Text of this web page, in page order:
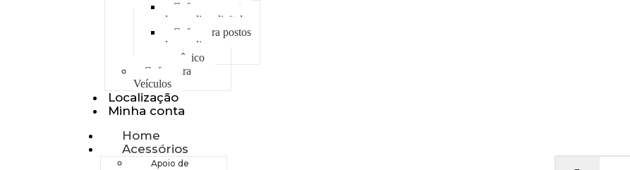
Cofre para postos
de gasolina digital
Cofre para postos
de gasolina
mecânico
Cofre para
Veículos
Localização
Minha conta
Home
Acessórios
Apoio de